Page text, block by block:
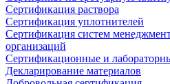
Сертификация раствора
Сертификация уплотнителей
Сертификация систем
организаций
Сертификационные и
Декларирование материалов